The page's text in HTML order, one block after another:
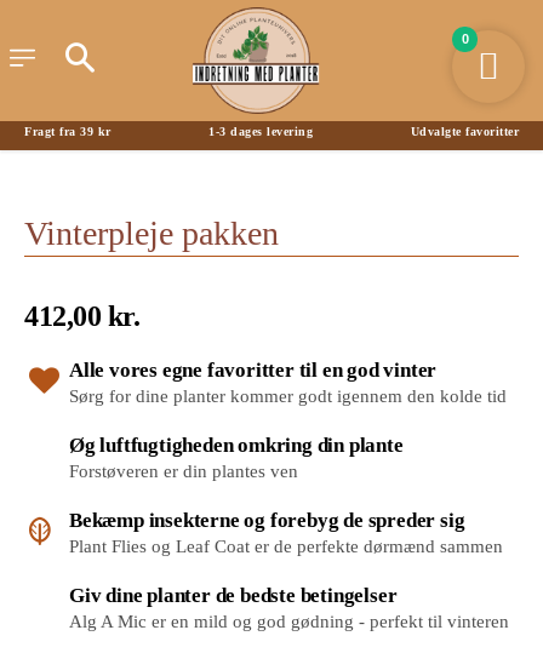
Fragt fra 39 kr 1-3 dages levering Udvalgte favoritter
Vinterpleje pakken
412,00 kr.
Alle vores egne favoritter til en god vinter
Sørg for dine planter kommer godt igennem den kolde tid
Øg luftfugtigheden omkring din plante
Forstøveren er din plantes ven
Bekæmp insekterne og forebyg de spreder sig
Plant Flies og Leaf Coat er de perfekte dørmænd sammen
Giv dine planter de bedste betingelser
Alg A Mic er en mild og god gødning - perfekt til vinteren
0